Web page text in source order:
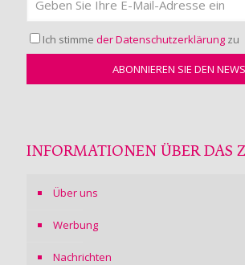
Ich stimme der Datenschutzerklärung zu
INFORMATIONEN ÜBER DAS
Über uns
Werbung
Nachrichten